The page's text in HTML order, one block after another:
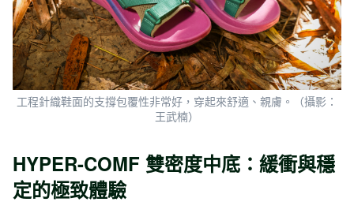
工程針織鞋面的支撐包覆性非常好，穿起來舒適、親膚。（攝影：
王武楠）
HYPER-COMF 雙密度中底：緩衝與穩
定的極致體驗